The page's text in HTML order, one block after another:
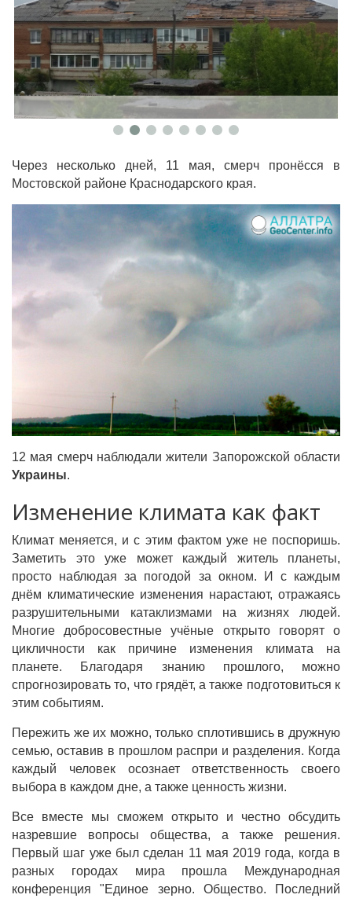
Через несколько дней, 11 мая, смерч пронёсся в
Мостовской районе Краснодарского края.
12 мая смерч наблюдали жители Запорожской области
Украины.
Изменение климата как факт
Климат меняется, и с этим фактом уже не поспоришь.
Заметить это уже может каждый житель планеты,
просто наблюдая за погодой за окном. И с каждым
днём климатические изменения нарастают, отражаясь
разрушительными катаклизмами на жизнях людей.
Многие добросовестные учёные открыто говорят о
цикличности как причине изменения климата на
планете. Благодаря знанию прошлого, можно
спрогнозировать то, что грядёт, а также подготовиться к
этим событиям.
Пережить же их можно, только сплотившись в дружную
семью, оставив в прошлом распри и разделения. Когда
каждый человек осознает ответственность своего
выбора в каждом дне, а также ценность жизни.
Все вместе мы сможем открыто и честно обсудить
назревшие вопросы общества, а также решения.
Первый шаг уже был сделан 11 мая 2019 года, когда в
разных городах мира прошла Международная
конференция "Единое зерно. Общество. Последний